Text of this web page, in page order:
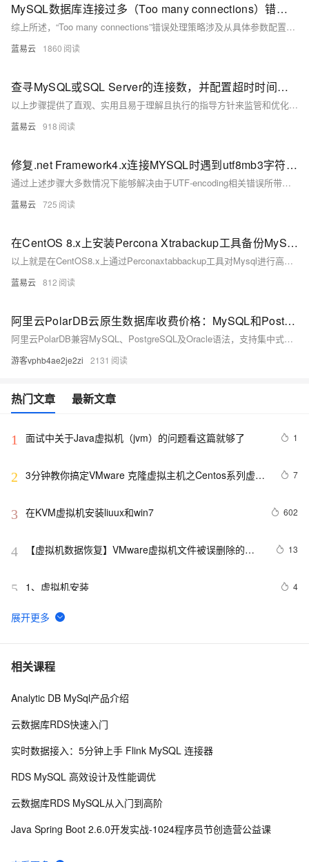
MySQL数据库连接过多（Too many connections）错误处理策略
综上所述，“Too many connections”错误处理策略涉及从具体参数配置到代码层面再到系统与架构设计全方位考量与改进。每项措施都需根据具体环境进行定制化调整，并且在执行任何变更前建议先行测试评估可能带来影响。
蓝易云 1860
查寻MySQL或SQL Server的连接数，并配置超时时间和最大连接量
以上步骤提供了直观、实用且易于理解且执行的指导方针来监管和优化数据库服务器配置。务必记得，在做任何重要变更前备份相关配置文件，并确保理解每个参数对系统性能可能产生影响后再做出调节。
蓝易云 918
修复.net Framework4.x连接MYSQL时遇到utf8mb3字符集不支持错误方案。
通过上述步骤大多数情况下能够解决由于UTF-encoding相关错误所带来影响，在实施过程当中要注意备份重要信息以防止意外发生造成无法挽回损失，并且逐一排查确认具体原因以采取针对性措施解除障碍。
蓝易云 725
在CentOS 8.x上安装Percona Xtrabackup工具备份MySQL数据步骤。
以上就是在CentOS8.x上通过Perconaxtabbackup工具对Mysql进行高效率、高可靠性、无锁定影响地实现在线快速全量及增加式数据库资料保存与恢复流程。通过以上流程可以有效地将Mysql相关资料按需求完成定期或不定期地保存与灾难恢复需求。
蓝易云 812
阿里云PolarDB云原生数据库收费价格：MySQL和PostgreSQL详细介绍
阿里云PolarDB兼容MySQL、PostgreSQL及Oracle语法，支持集中式与分布式架构。标准版2核4G年费1116元起，企业版最高性能达4核16G，支持HTAP与多级高可用，广泛应用于金融、政务、互联网等领域，TCO成本降低50%。
游客vphb4ae2je2zi 2131
热门文章 最新文章
1 面试中关于Java虚拟机（jvm）的问题看这篇就够了 1
2 3分钟教你搞定VMware 克隆虚拟主机之Centos系列虚拟
7
3 在KVM虚拟机安装liuux和win7 602
4
【虚拟机数据恢复】VMware虚拟机文件被误删除的数
13
5 1、虚拟机安装 4
6 Linux 系统虚拟机管理
7 虚拟机系统Win7与主机之间不能实现拖放的问题及解决
8 虚拟机安装（安装（克隆）虚拟机 配置网络 安装
文件 测试网络是否互通外部工具 连接linux系统 设置服务
器时间 修改主机名）（下）
erro: Connection refused
10[New Portal]Windows Azure Virtual Machine (17)
相关课程
Analytic DB MySql产品介绍
云数据库RDS快速入门
实时数据接入：5分钟上手 Flink MySQL 连接器
RDS MySQL 高效设计及性能调优
云数据库RDS MySQL从入门到高阶
Java Spring Boot 2.6.0开发实战-1024程序员节创造营公益课